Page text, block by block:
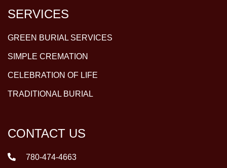
SERVICES
GREEN BURIAL SERVICES
SIMPLE CREMATION
CELEBRATION OF LIFE
TRADITIONAL BURIAL
CONTACT US
780-474-4663